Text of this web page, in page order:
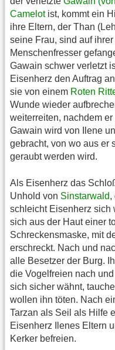
Camelotist, kommt ein
ihre Eltern, der Than
seine Frau, sind auf
Menschenfresser
Gawain schwer verletzt
Eisenherz den Auftrag
sie von einem Roten
Wunde wieder
weiterreiten, nachdem
Gawain wird von Ilene
gebracht, von wo aus er
geraubt werden wird.
Als Eisenherz das
Unhold von Sinstarwald,
schleicht Eisenherz sich
sich aus der Haut einer
Schreckensmaske, mit
erschreckt. Nach und
alle Besetzer der Burg.
die Vogelfreien nach
sich sicher wähnt,
wollen ihn töten. Nach
Tarzan als Seil als Hilfe
Eisenherz Ilenes Eltern
Kerker befreien.